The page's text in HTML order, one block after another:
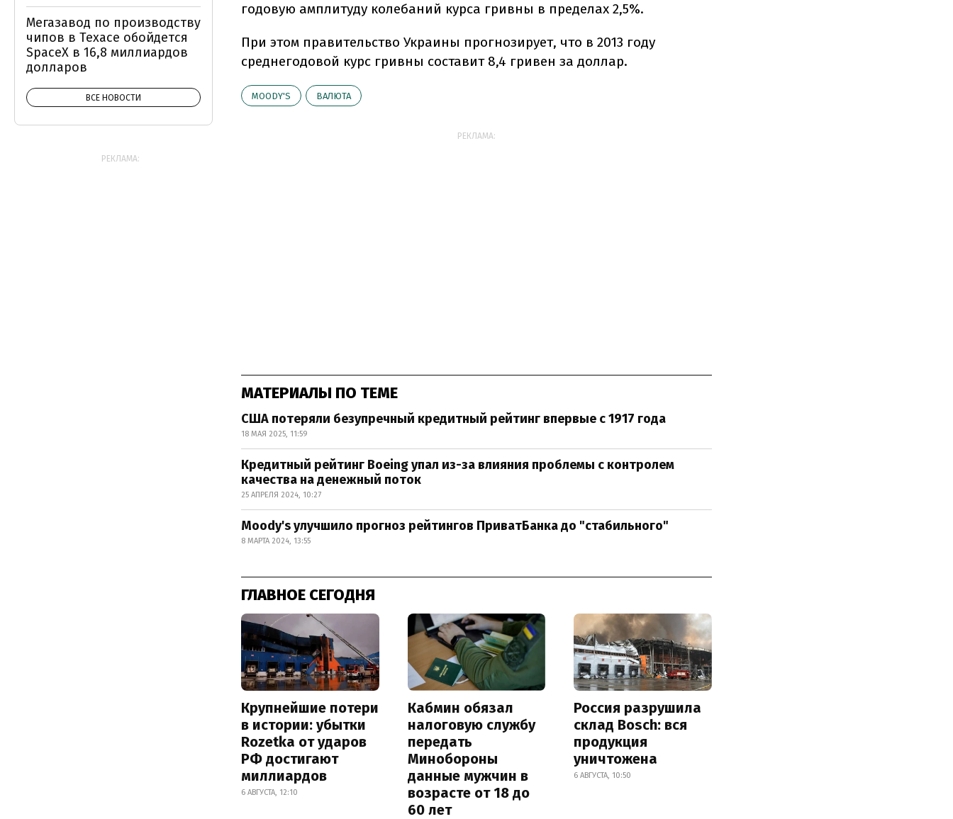
годовую амплитуду колебаний курса гривны в пределах 2,5%.
При этом правительство Украины прогнозирует, что в 2013 году
среднегодовой курс гривны составит 8,4 гривен за доллар.
MOODY'S ВАЛЮТА
РЕКЛАМА:
МАТЕРИАЛЫ ПО ТЕМЕ
США потеряли безупречный кредитный рейтинг впервые с 1917 года
18 МАЯ 2025, 11:59
Кредитный рейтинг Boeing упал из-за влияния проблемы с контролем
качества на денежный поток
25 АПРЕЛЯ 2024, 10:27
Moody's улучшило прогноз рейтингов ПриватБанка до "стабильного"
8 МАРТА 2024, 13:55
ГЛАВНОЕ СЕГОДНЯ
Крупнейшие потери
в истории: убытки
Rozetka от ударов
РФ достигают
миллиардов
6 АВГУСТА, 12:10
Кабмин обязал
налоговую службу
передать
Минобороны
данные мужчин в
возрасте от 18 до
60 лет
Россия разрушила
склад Bosch: вся
продукция
уничтожена
6 АВГУСТА, 10:50
Мегазавод по производству
чипов в Техасе обойдется
SpaceX в 16,8 миллиардов
долларов
ВСЕ НОВОСТИ
РЕКЛАМА: